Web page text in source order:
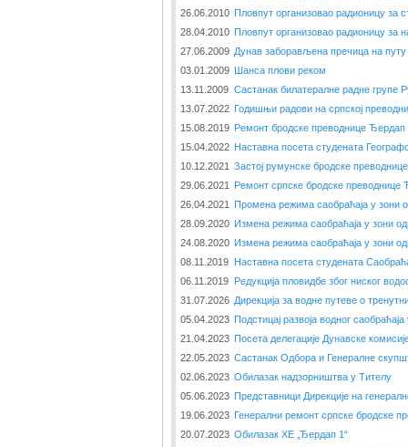
26.06.2010 Пловпут организовао радионицу за
28.04.2010 Пловпут организовао радионицу за
27.06.2009 Дунав заборављена пречица на путу
03.01.2009 Шанса плови реком
13.11.2009 Састанак билатералне радне групе
13.07.2022 Годишњи радови на српској
15.08.2019 Ремонт бродске преводнице Ђердап
15.04.2022 Наставна посета студената
10.12.2021 Застој румунске бродске преводнице
29.06.2021
Ремонт српске бродске преводнице
26.04.2021 Промена режима саобраћаја у зони
28.09.2020 Измена режима саобраћаја у зони
24.08.2020 Измена режима саобраћаја у зони
08.11.2019 Наставна посета студената
06.11.2019 Редукција пловидбе због ниског
31.07.2026 Дирекција за водне путеве о
05.04.2023 Подстицај развоја водног
21.04.2023 Посета делегације Дунавске
22.05.2023 Састанак Одбора и Генералне
02.06.2023 Обилазак надзорништва у Тителу
05.06.2023 Представници Дирекције на
19.06.2023 Генерални ремонт српске бродске
20.07.2023 Обилазак ХЕ „Ђердап 1“